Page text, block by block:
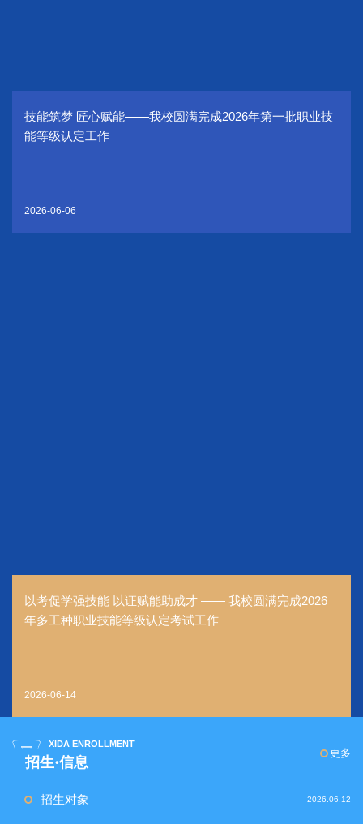
技能筑梦 匠心赋能——我校圆满完成2026年第一批职业技
能等级认定工作
2026-06-06
以考促学强技能 以证赋能助成才 —— 我校圆满完成2026
年多工种职业技能等级认定考试工作
2026-06-14
XIDA ENROLLMENT
招生·信息
更多
招生对象 2026.06.12